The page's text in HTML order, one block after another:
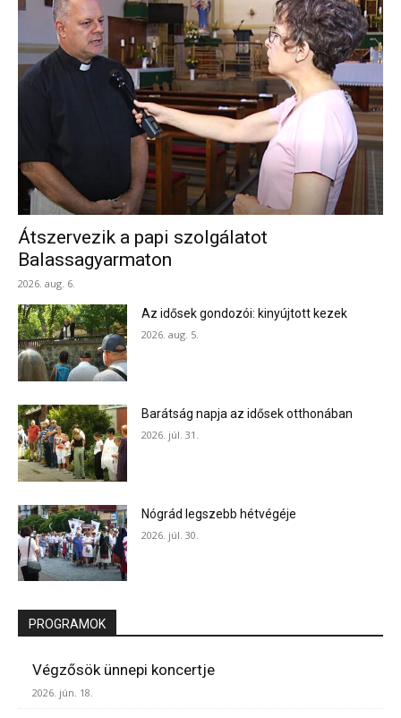
Átszervezik a papi szolgálatot
Balassagyarmaton
2026. aug. 6.
Az idősek gondozói: kinyújtott kezek
2026. aug. 5.
Barátság napja az idősek otthonában
2026. júl. 31.
Nógrád legszebb hétvégéje
2026. júl. 30.
PROGRAMOK
Végzősök ünnepi koncertje
2026. jún. 18.